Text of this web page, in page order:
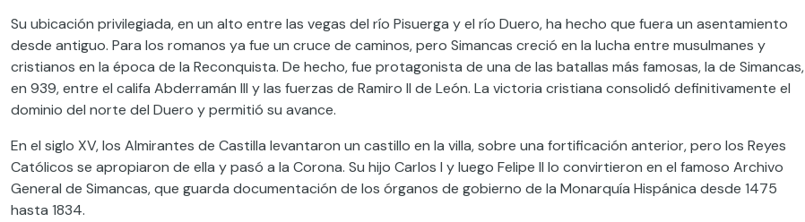
Su ubicación privilegiada, en un alto entre las vegas del río Pisuerga y el río Duero, ha hecho que fuera un asentamiento
desde antiguo. Para los romanos ya fue un cruce de caminos, pero Simancas creció en la lucha entre musulmanes y
cristianos en la época de la Reconquista. De hecho, fue protagonista de una de las batallas más famosas, la de Simancas,
en 939, entre el califa Abderramán III y las fuerzas de Ramiro II de León. La victoria cristiana consolidó definitivamente el
dominio del norte del Duero y permitió su avance.
En el siglo XV, los Almirantes de Castilla levantaron un castillo en la villa, sobre una fortificación anterior, pero los Reyes
Católicos se apropiaron de ella y pasó a la Corona. Su hijo Carlos I y luego Felipe II lo convirtieron en el famoso Archivo
General de Simancas, que guarda documentación de los órganos de gobierno de la Monarquía Hispánica desde 1475
hasta 1834.